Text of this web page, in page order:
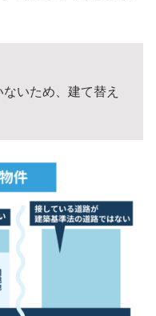
いため、建て替え